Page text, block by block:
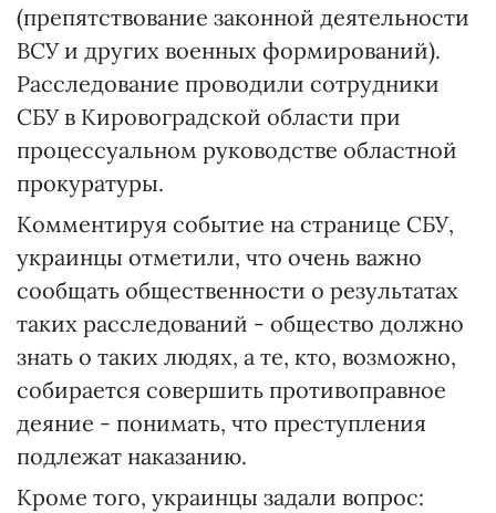
(препятствование законной деятельности
ВСУ и других военных формирований).
Расследование проводили сотрудники
СБУ в Кировоградской области при
процессуальном руководстве областной
прокуратуры.
Комментируя событие на странице СБУ,
украинцы отметили, что очень важно
сообщать общественности о результатах
таких расследований - общество должно
знать о таких людях, а те, кто, возможно,
собирается совершить противоправное
деяние - понимать, что преступления
подлежат наказанию.
Кроме того, украинцы задали вопрос: